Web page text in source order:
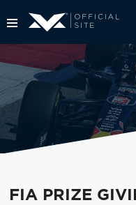
FIA PRIZE